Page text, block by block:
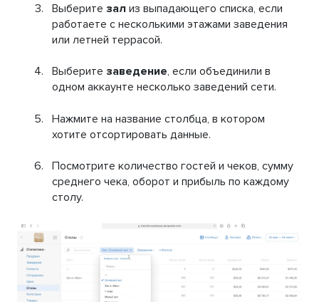
Выберите зал из выпадающего списка, если
работаете с несколькими этажами заведения
или летней террасой.
Выберите заведение, если объединили в
одном аккаунте несколько заведений сети.
Нажмите на название столбца, в котором
хотите отсортировать данные.
Посмотрите количество гостей и чеков, сумму
среднего чека, оборот и прибыль по каждому
столу.